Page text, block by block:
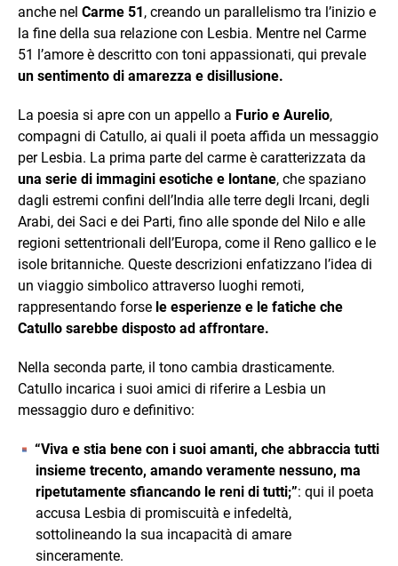
anche nel Carme 51, creando un parallelismo tra l’inizio e
la fine della sua relazione con Lesbia. Mentre nel Carme
51 l’amore è descritto con toni appassionati, qui prevale
un sentimento di amarezza e disillusione.
La poesia si apre con un appello a Furio e Aurelio,
compagni di Catullo, ai quali il poeta affida un messaggio
per Lesbia. La prima parte del carme è caratterizzata da
una serie di immagini esotiche e lontane, che spaziano
dagli estremi confini dell’India alle terre degli Ircani, degli
Arabi, dei Saci e dei Parti, fino alle sponde del Nilo e alle
regioni settentrionali dell’Europa, come il Reno gallico e le
isole britanniche. Queste descrizioni enfatizzano l’idea di
un viaggio simbolico attraverso luoghi remoti,
rappresentando forse le esperienze e le fatiche che
Catullo sarebbe disposto ad affrontare.
Nella seconda parte, il tono cambia drasticamente.
Catullo incarica i suoi amici di riferire a Lesbia un
messaggio duro e definitivo:
“Viva e stia bene con i suoi amanti, che abbraccia tutti
insieme trecento, amando veramente nessuno, ma
ripetutamente sfiancando le reni di tutti;”: qui il poeta
accusa Lesbia di promiscuità e infedeltà,
sottolineando la sua incapacità di amare
sinceramente.